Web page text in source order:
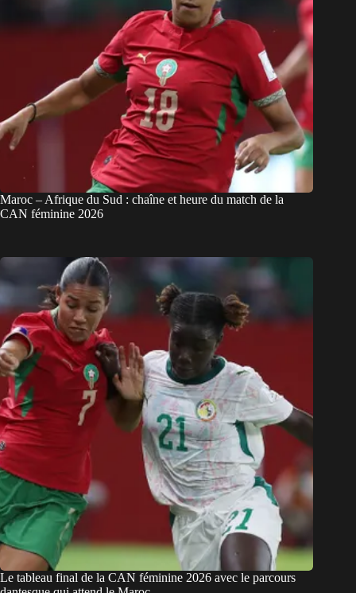
Maroc – Afrique du Sud : chaîne et heure du match de la
CAN féminine 2026
Le tableau final de la CAN féminine 2026 avec le parcours